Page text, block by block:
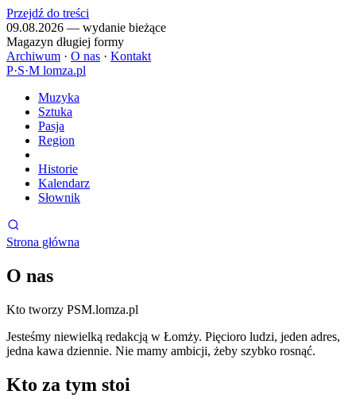
Przejdź do treści
09.08.2026 — wydanie bieżące
Magazyn długiej formy
Archiwum · O nas · Kontakt
P·S·M lomza.pl
Muzyka
Sztuka
Pasja
Region
Historie
Kalendarz
Słownik
Strona główna
O nas
Kto tworzy PSM.lomza.pl
Jesteśmy niewielką redakcją w Łomży. Pięcioro ludzi, jeden adres,
jedna kawa dziennie. Nie mamy ambicji, żeby szybko rosnąć.
Kto za tym stoi